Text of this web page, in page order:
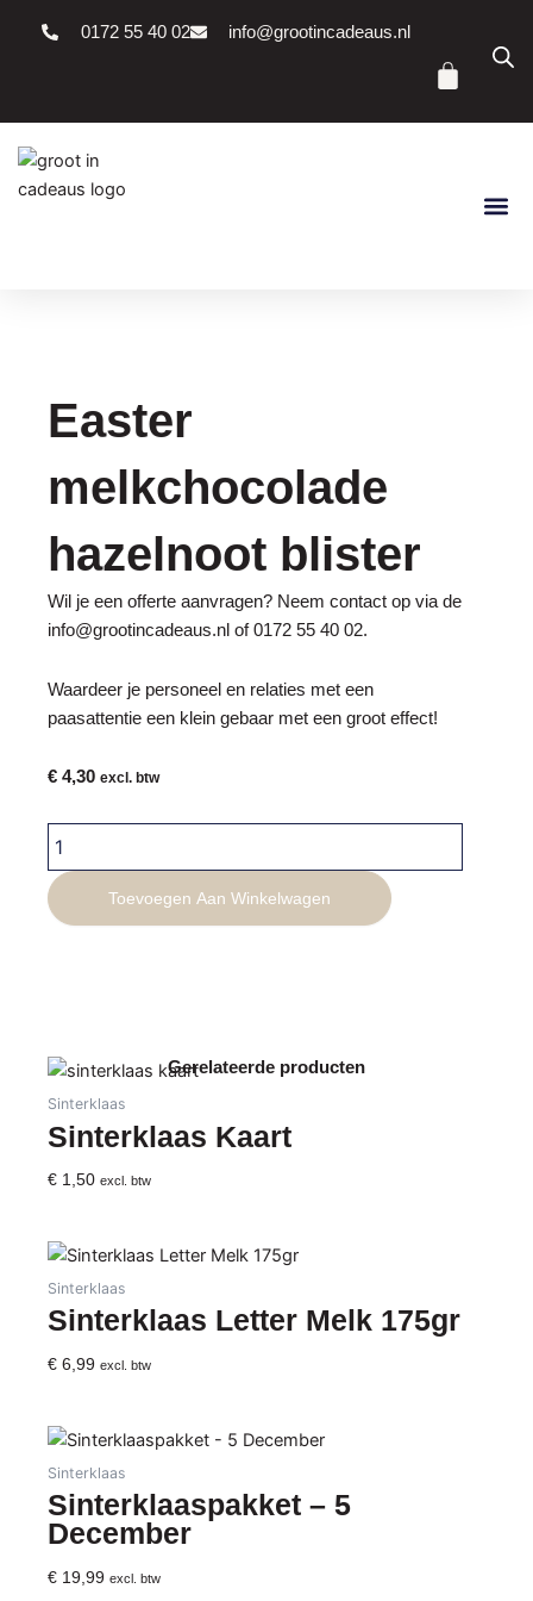
0172 55 40 02 info@grootincadeaus.nl
Easter
melkchocolade
hazelnoot blister
Wil je een offerte aanvragen? Neem contact op via de
info@grootincadeaus.nl of0172 55 40 02.
Waardeer je personeel en relaties met een
paasattentie een klein gebaar met een groot effect!
€ 4,30 excl. btw
melkchocolade
hazelnoot
blister
aantal
Toevoegen Aan Winkelwagen
Gerelateerde producten
Sinterklaas
Sinterklaas Kaart
€ 1,50 excl. btw
Sinterklaas
Sinterklaas Letter Melk 175gr
€ 6,99 excl. btw
Sinterklaas
Sinterklaaspakket – 5
December
€ 19,99 excl. btw